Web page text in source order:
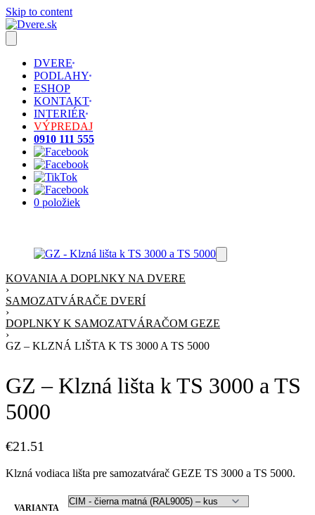
Skip to content
DVERE
PODLAHY
ESHOP
KONTAKT
INTERIÉR
VÝPREDAJ
0910 111 555
0 položiek
KOVANIA A DOPLNKY NA DVERE
›
SAMOZATVÁRAČE DVERÍ
›
DOPLNKY K SAMOZATVÁRAČOM GEZE
›
GZ – KLZNÁ LIŠTA K TS 3000 A TS 5000
GZ – Klzná lišta k TS 3000 a TS
5000
€21.51
Klzná vodiaca lišta pre samozatvárač GEZE TS 3000 a TS 5000.
VARIANTA